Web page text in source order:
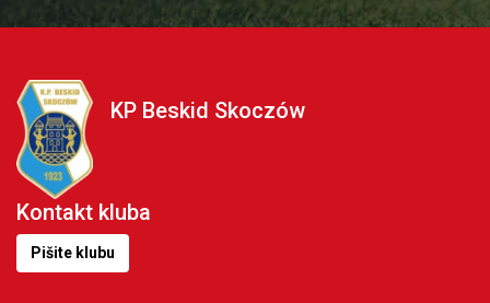
KP Beskid Skoczów
Kontakt kluba
Pišite klubu